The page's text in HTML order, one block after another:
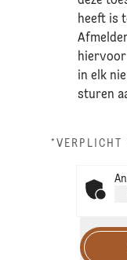
heeft is
in elk
sturen
*VERPLICHT